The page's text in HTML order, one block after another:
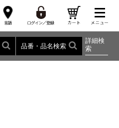
品番・品名検索
詳細検
索